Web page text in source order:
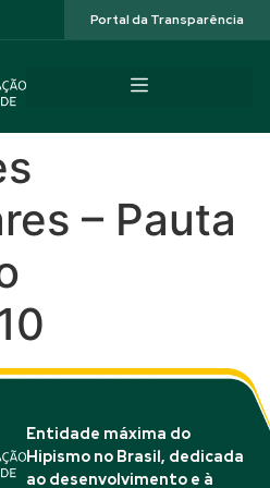
Portal da Transparência
– Pauta
Entidade máxima do
Hipismo no Brasil, dedicada
ao desenvolvimento e à